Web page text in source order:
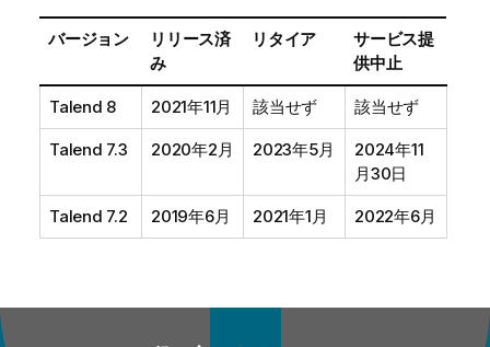
バージョン
リリース済
み
リタイア
サービス提
供中止
Talend 8 2021年11月 該当せず 該当せず
Talend 7.3 2020年2月 2023年5月
2024年11
月30日
Talend 7.2 2019年6月 2021年1月 2022年6月